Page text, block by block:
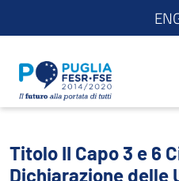
Titolo II Capo 3 e
Titolo II Capo 3 e 6
Dichiarazione delle